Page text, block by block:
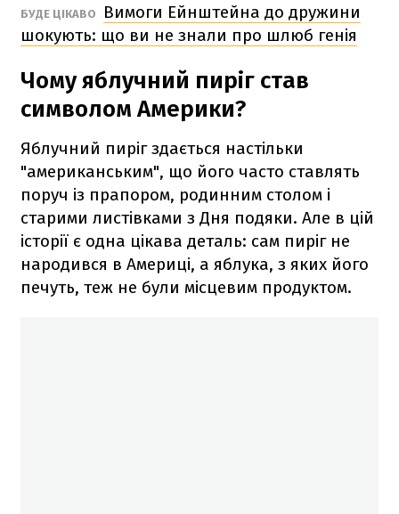
БУДЕ ЦІКАВО
Вимоги Ейнштейна до дружини
шокують: що ви не знали про шлюб генія
Чому яблучний пиріг став
символом Америки?
Яблучний пиріг здається настільки
"американським", що його часто ставлять
поруч із прапором, родинним столом і
старими листівками з Дня подяки. Але в цій
історії є одна цікава деталь: сам пиріг не
народився в Америці, а яблука, з яких його
печуть, теж не були місцевим продуктом.